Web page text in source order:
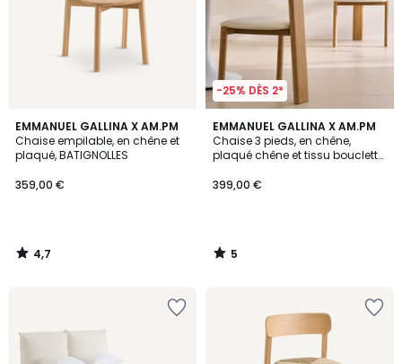
EMMANUEL GALLINA X AM.PM
Chaise empilable, en chêne et
plaqué, BATIGNOLLES
359,00 €
4,7
/ 5
4,7
/
-25% DÈS 2*
EMMANUEL GALLINA X AM.PM
Chaise 3 pieds, en chêne,
plaqué chêne et tissu bouclette,
399,00 €
5
/
5
5
/